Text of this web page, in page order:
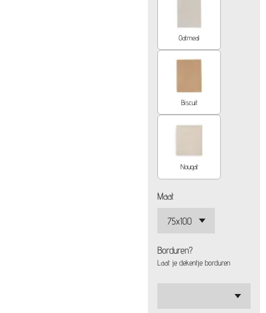
Oatmeal
Biscuit
Nougat
Maat
Borduren?
Laat je dekentje borduren